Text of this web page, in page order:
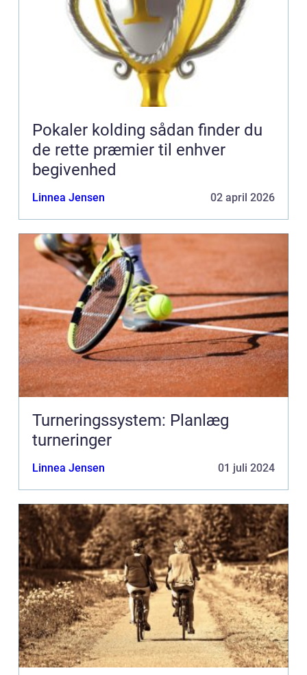
Pokaler kolding sådan finder du
de rette præmier til enhver
begivenhed
Linnea Jensen 02 april 2026
Turneringssystem: Planlæg
turneringer
Linnea Jensen 01 juli 2024